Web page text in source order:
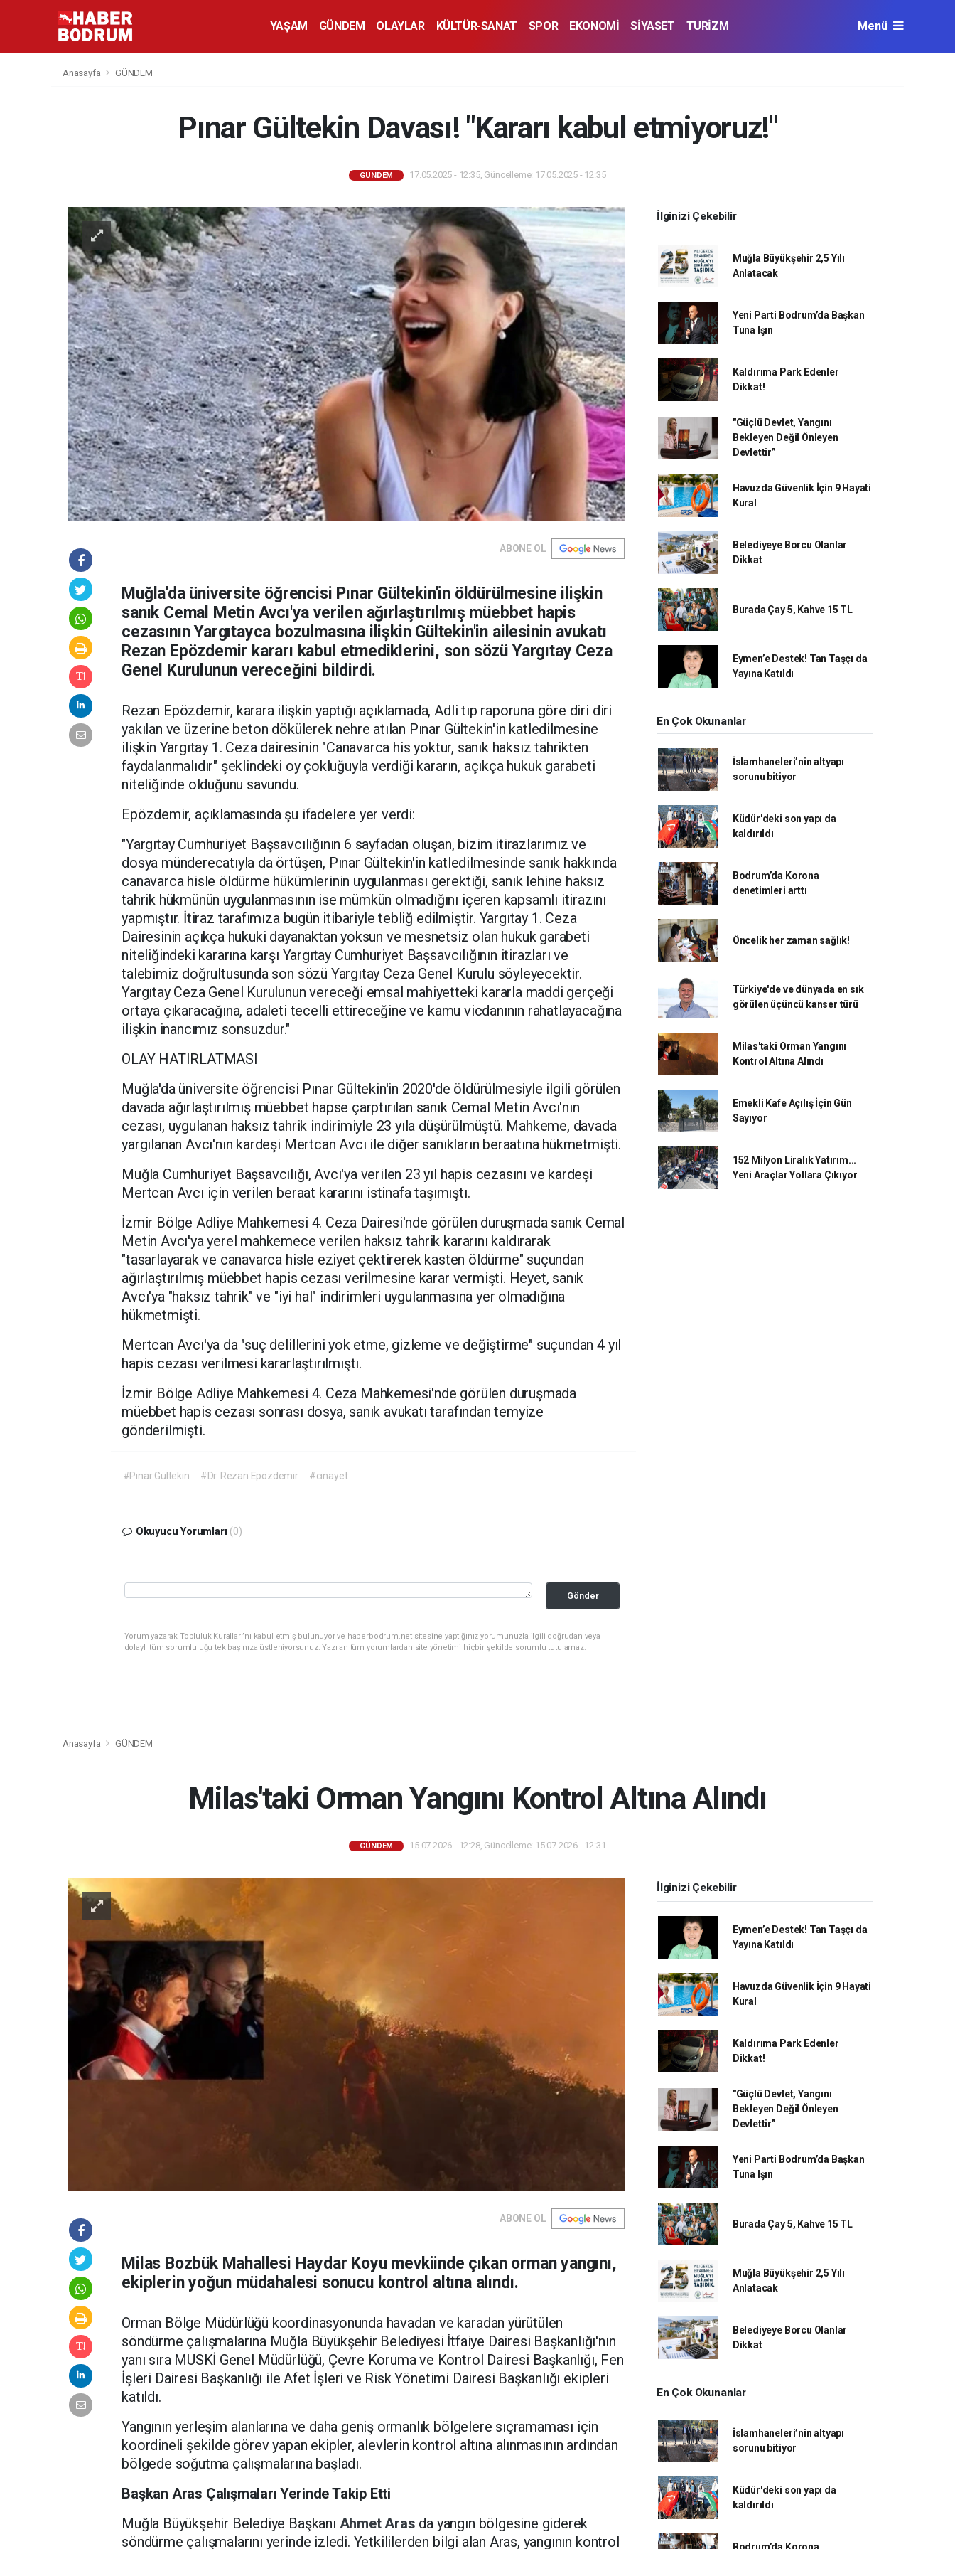
YAŞAM GÜNDEM OLAYLAR KÜLTÜR-SANAT SPOR EKONOMİ SİYASET TURİZM Menü
Anasayfa GÜNDEM
Pınar Gültekin Davası! "Kararı kabul etmiyoruz!"
GÜNDEM 17.05.2025 - 12:35, Güncelleme: 17.05.2025 - 12:35
ABONE OL
Muğla'da üniversite öğrencisi Pınar Gültekin'in öldürülmesine ilişkin
sanık Cemal Metin Avcı'ya verilen ağırlaştırılmış müebbet hapis
cezasının Yargıtayca bozulmasına ilişkin Gültekin'in ailesinin avukatı
Rezan Epözdemir kararı kabul etmediklerini, son sözü Yargıtay Ceza
Genel Kurulunun vereceğini bildirdi.
Rezan Epözdemir, karara ilişkin yaptığı açıklamada, Adli tıp raporuna göre diri diri
yakılan ve üzerine beton dökülerek nehre atılan Pınar Gültekin'in katledilmesine
ilişkin Yargıtay 1. Ceza dairesinin "Canavarca his yoktur, sanık haksız tahrikten
faydalanmalıdır" şeklindeki oy çokluğuyla verdiği kararın, açıkça hukuk garabeti
niteliğinde olduğunu savundu.
Epözdemir, açıklamasında şu ifadelere yer verdi:
"Yargıtay Cumhuriyet Başsavcılığının 6 sayfadan oluşan, bizim itirazlarımız ve
dosya münderecatıyla da örtüşen, Pınar Gültekin'in katledilmesinde sanık hakkında
canavarca hisle öldürme hükümlerinin uygulanması gerektiği, sanık lehine haksız
tahrik hükmünün uygulanmasının ise mümkün olmadığını içeren kapsamlı itirazını
yapmıştır. İtiraz tarafımıza bugün itibariyle tebliğ edilmiştir. Yargıtay 1. Ceza
Dairesinin açıkça hukuki dayanaktan yoksun ve mesnetsiz olan hukuk garabeti
niteliğindeki kararına karşı Yargıtay Cumhuriyet Başsavcılığının itirazları ve
talebimiz doğrultusunda son sözü Yargıtay Ceza Genel Kurulu söyleyecektir.
Yargıtay Ceza Genel Kurulunun vereceği emsal mahiyetteki kararla maddi gerçeği
ortaya çıkaracağına, adaleti tecelli ettireceğine ve kamu vicdanının rahatlayacağına
ilişkin inancımız sonsuzdur."
OLAY HATIRLATMASI
Muğla'da üniversite öğrencisi Pınar Gültekin'in 2020'de öldürülmesiyle ilgili görülen
davada ağırlaştırılmış müebbet hapse çarptırılan sanık Cemal Metin Avcı'nın
cezası, uygulanan haksız tahrik indirimiyle 23 yıla düşürülmüştü. Mahkeme, davada
yargılanan Avcı'nın kardeşi Mertcan Avcı ile diğer sanıkların beraatına hükmetmişti.
Muğla Cumhuriyet Başsavcılığı, Avcı'ya verilen 23 yıl hapis cezasını ve kardeşi
Mertcan Avcı için verilen beraat kararını istinafa taşımıştı.
İzmir Bölge Adliye Mahkemesi 4. Ceza Dairesi'nde görülen duruşmada sanık Cemal
Metin Avcı'ya yerel mahkemece verilen haksız tahrik kararını kaldırarak
"tasarlayarak ve canavarca hisle eziyet çektirerek kasten öldürme" suçundan
ağırlaştırılmış müebbet hapis cezası verilmesine karar vermişti. Heyet, sanık
Avcı'ya "haksız tahrik" ve "iyi hal" indirimleri uygulanmasına yer olmadığına
hükmetmişti.
Mertcan Avcı'ya da "suç delillerini yok etme, gizleme ve değiştirme" suçundan 4 yıl
hapis cezası verilmesi kararlaştırılmıştı.
İzmir Bölge Adliye Mahkemesi 4. Ceza Mahkemesi'nde görülen duruşmada
müebbet hapis cezası sonrası dosya, sanık avukatı tarafından temyize
gönderilmişti.
#Pınar Gültekin #Dr. Rezan Epözdemir #cinayet
Okuyucu Yorumları (0)
Gönder
Yorum yazarak Topluluk Kuralları’nı kabul etmiş bulunuyor ve haberbodrum.net sitesine yaptığınız yorumunuzla ilgili doğrudan veya
dolaylı tüm sorumluluğu tek başınıza üstleniyorsunuz. Yazılan tüm yorumlardan site yönetimi hiçbir şekilde sorumlu tutulamaz.
İlginizi Çekebilir
Muğla Büyükşehir 2,5 Yılı
Anlatacak
Yeni Parti Bodrum’da Başkan
Tuna Işın
Kaldırıma Park Edenler
Dikkat!
"Güçlü Devlet, Yangını
Bekleyen Değil Önleyen
Devlettir”
Havuzda Güvenlik İçin 9 Hayati
Kural
Belediyeye Borcu Olanlar
Dikkat
Burada Çay 5, Kahve 15 TL
Eymen’e Destek! Tan Taşçı da
Yayına Katıldı
En Çok Okunanlar
İslamhaneleri’nin altyapı
sorunu bitiyor
Küdür'deki son yapı da
kaldırıldı
Bodrum’da Korona
denetimleri arttı
Öncelik her zaman sağlık!
Türkiye'de ve dünyada en sık
görülen üçüncü kanser türü
Milas'taki Orman Yangını
Kontrol Altına Alındı
Emekli Kafe Açılış İçin Gün
Sayıyor
152 Milyon Liralık Yatırım...
Yeni Araçlar Yollara Çıkıyor
Anasayfa GÜNDEM
Milas'taki Orman Yangını Kontrol Altına Alındı
GÜNDEM 15.07.2026 - 12:28, Güncelleme: 15.07.2026 - 12:31
ABONE OL
Milas Bozbük Mahallesi Haydar Koyu mevkiinde çıkan orman yangını,
ekiplerin yoğun müdahalesi sonucu kontrol altına alındı.
Orman Bölge Müdürlüğü koordinasyonunda havadan ve karadan yürütülen
söndürme çalışmalarına Muğla Büyükşehir Belediyesi İtfaiye Dairesi Başkanlığı'nın
yanı sıra MUSKİ Genel Müdürlüğü, Çevre Koruma ve Kontrol Dairesi Başkanlığı, Fen
İşleri Dairesi Başkanlığı ile Afet İşleri ve Risk Yönetimi Dairesi Başkanlığı ekipleri
katıldı.
Yangının yerleşim alanlarına ve daha geniş ormanlık bölgelere sıçramaması için
koordineli şekilde görev yapan ekipler, alevlerin kontrol altına alınmasının ardından
bölgede soğutma çalışmalarına başladı.
Başkan Aras Çalışmaları Yerinde Takip Etti
Muğla Büyükşehir Belediye Başkanı Ahmet Aras da yangın bölgesine giderek
söndürme çalışmalarını yerinde izledi. Yetkililerden bilgi alan Aras, yangının kontrol
İlginizi Çekebilir
Eymen’e Destek! Tan Taşçı da
Yayına Katıldı
Havuzda Güvenlik İçin 9 Hayati
Kural
Kaldırıma Park Edenler
Dikkat!
"Güçlü Devlet, Yangını
Bekleyen Değil Önleyen
Devlettir”
Yeni Parti Bodrum’da Başkan
Tuna Işın
Burada Çay 5, Kahve 15 TL
Muğla Büyükşehir 2,5 Yılı
Anlatacak
Belediyeye Borcu Olanlar
Dikkat
En Çok Okunanlar
İslamhaneleri’nin altyapı
sorunu bitiyor
Küdür'deki son yapı da
kaldırıldı